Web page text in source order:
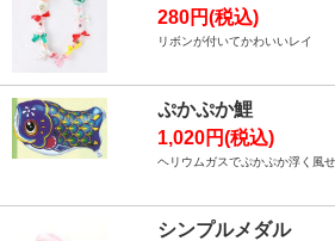
280円(税込)
リボンが付いてかわいいレイ
ぷかぷか鯉
1,020円(税込)
ヘリウムガスでぷかぷか浮く風
シンプルメダル